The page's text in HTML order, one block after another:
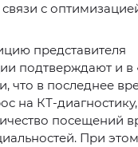
с
представителя
подтверждают и
что в последнее
на КТ-
посещений
При